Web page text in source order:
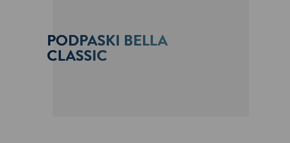
PODPASKI BELLA
CLASSIC